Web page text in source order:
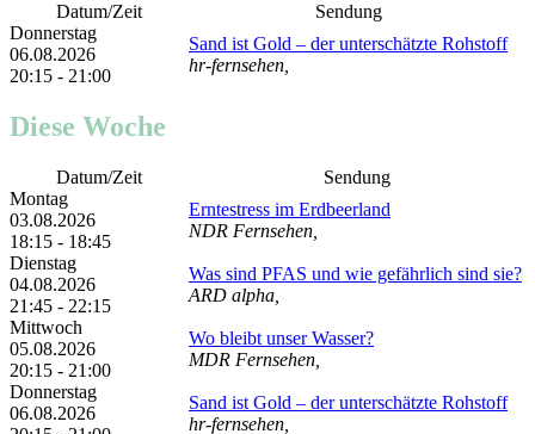
Datum/Zeit
Sendung
Donnerstag
06.08.2026
20:15 - 21:00
Sand ist Gold – der unterschätzte Rohstoff
hr-fernsehen,
Diese Woche
Datum/Zeit
Sendung
Montag
03.08.2026
18:15 - 18:45
Erntestress im Erdbeerland
NDR Fernsehen,
Dienstag
04.08.2026
21:45 - 22:15
Was sind PFAS und wie gefährlich sind sie?
ARD alpha,
Mittwoch
05.08.2026
20:15 - 21:00
Wo bleibt unser Wasser?
MDR Fernsehen,
Donnerstag
06.08.2026
Sand ist Gold – der unterschätzte Rohstoff
hr-fernsehen,